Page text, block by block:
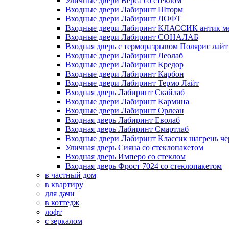
Входные двери Лабиринт Шторм
Входные двери Лабиринт ЛОФТ
Входные двери Лабиринт КЛАССИК антик
Входные двери Лабиринт СОНАЛАБ
Входная дверь с терморазрывом Полярис лайт
Входные двери Лабиринт Леолаб
Входные двери Лабиринт Кредор
Входные двери Лабиринт Карбон
Входные двери Лабиринт Термо Лайт
Входная дверь Лабиринт Скайлаб
Входные двери Лабиринт Кармина
Входные двери Лабиринт Орлеан
Входная дверь Лабиринт Еволаб
Входная дверь Лабиринт Смартлаб
Входные двери Лабиринт Классик шагрень
Уличная дверь Сияна со стеклопакетом
Входная дверь Имперо со стеклом
Входная дверь Фрост 7024 со стеклопакетом
в частный дом
в квартиру
для дачи
в коттедж
лофт
с зеркалом